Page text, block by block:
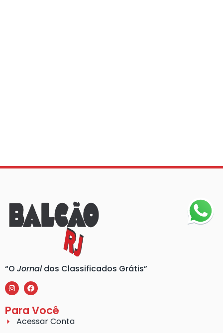
“O Jornaldos Classificados Grátis”
Para Você
Acessar Conta